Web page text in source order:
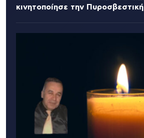
κινητοποίησε την Πυροσβεστική